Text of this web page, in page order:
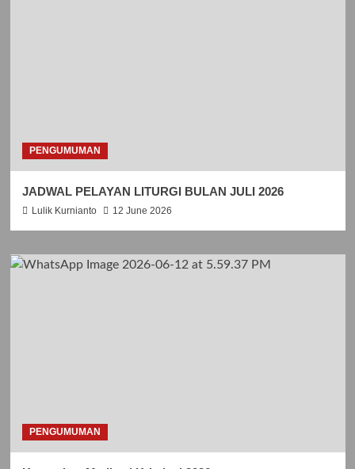
PENGUMUMAN
JADWAL PELAYAN LITURGI BULAN JULI 2026
Lulik Kurnianto 12 June 2026
PENGUMUMAN